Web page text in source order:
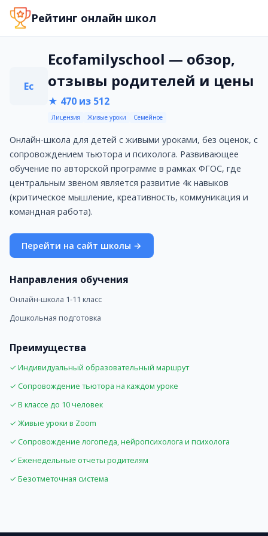
Ecofamilyschool — обзор, отзывы родителей и цены
Онлайн-школа для детей с живыми уроками, без
Стоимость обучения: от 19500 руб.
Телефон: +7 (499) 113-31-08
Услуги и направления
Онлайн-школа 1-11 класс
Дошкольная подготовка
Преимущества
Индивидуальный образовательный маршрут
Сопровождение тьютора на каждом уроке
В классе до 10 человек
Живые уроки в Zoom
Сопровождение логопеда, нейропсихолога и психолога
Еженедельные отчеты родителям
Подробная информация
Документы
Обучение
Формат: Живые уроки в Zoom
Размер класса: До 10 человек в классе
Проверка ДЗ: да
Запись уроков: нет
Стоимость
Цена: от 19500 руб.
Что входит: Уроки, тьютор, психолог, логопед,
Экзамены отдельно: да
Подходит
для тревожных детей
для детей с особенностями
Рейтинг онлайн школ
Ec
Ecofamilyschool — обзор,
отзывы родителей и цены
★ 470 из 512
Лицензия Живые уроки Семейное
Онлайн-школа для детей с живыми уроками, без оценок, с
сопровождением тьютора и психолога. Развивающее
обучение по авторской программе в рамках ФГОС, где
центральным звеном является развитие 4к навыков
(критическое мышление, креативность, коммуникация и
командная работа).
Перейти на сайт школы →
Направления обучения
Онлайн-школа 1-11 класс
Дошкольная подготовка
Преимущества
✓ Индивидуальный образовательный маршрут
✓ Сопровождение тьютора на каждом уроке
✓ В классе до 10 человек
✓ Живые уроки в Zoom
✓ Сопровождение логопеда, нейропсихолога и психолога
✓ Еженедельные отчеты родителям
✓ Безотметочная система